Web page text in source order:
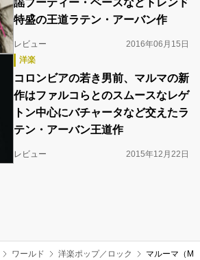
謡ブーティー・ベースなどトレンド
特盛の王道ラテン・アーバン作
レビュー
2016年06月15日
洋楽
コロンビアの若き男前、マルマの新
作はファルコらとのスムースなレゲ
トン中心にバチャータなど交えたラ
テン・アーバン王道作
レビュー 2015年12月22日
ワールド 洋楽ポップ／ロック マルーマ（